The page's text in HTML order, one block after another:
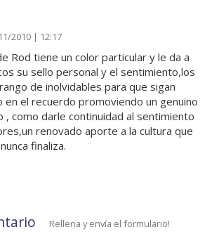
2010 | 12:17
Rod tiene un color particular y le da a
su sello personal y el sentimiento,los
de inolvidables para que sigan
en el recuerdo promoviendo un genuino
, como darle continuidad al sentimiento
renovado aporte a la cultura que
finaliza.
Rellena y envía el formulario!